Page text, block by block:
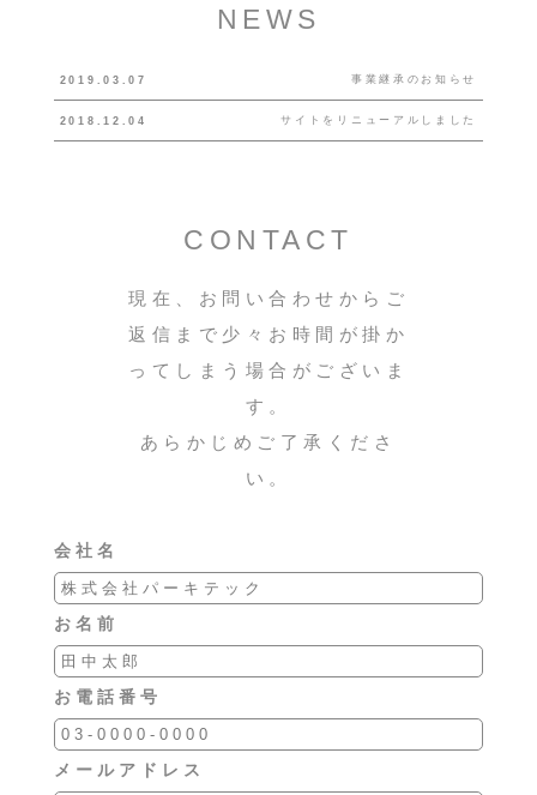
NEWS
2019.03.07 事業継承のお知らせ
2018.12.04 サイトをリニューアルしました
CONTACT
現在、お問い合わせからご
返信まで少々お時間が掛か
ってしまう場合がございま
す。
あらかじめご了承くださ
い。
会社名
お名前
お電話番号
メールアドレス